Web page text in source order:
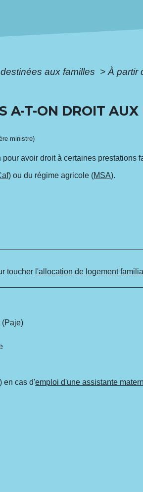
aux familles > À partir
A-T-ON DROIT AUX
ministre)
avoir droit à certaines prestations
) ou du régime agricole (MSA).
toucher l'allocation de logement
(Paje)
en cas d'emploi d'une assistante